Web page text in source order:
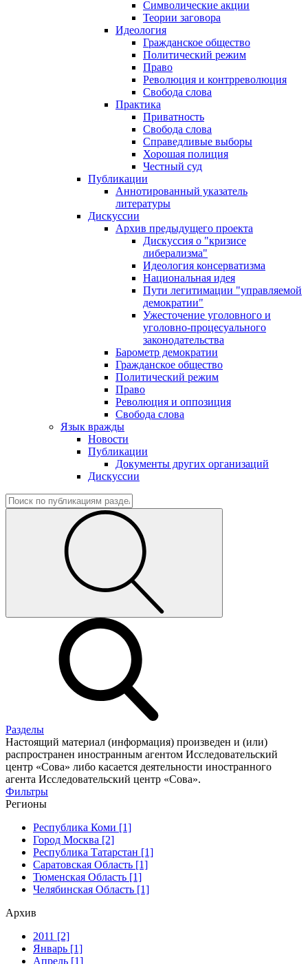
Символические акции
Теории заговора
Идеология
Гражданское общество
Политический режим
Право
Революция и контрреволюция
Свобода слова
Практика
Приватность
Свобода слова
Справедливые выборы
Хорошая полиция
Честный суд
Публикации
Аннотированный указатель
литературы
Дискуссии
Архив предыдущего проекта
Дискуссия о "кризисе
либерализма"
Идеология консерватизма
Национальная идея
Пути легитимации "управляемой
демократии"
Ужесточение уголовного и
уголовно-процесуального
законодательства
Барометр демократии
Гражданское общество
Политический режим
Право
Революция и оппозиция
Свобода слова
Язык вражды
Новости
Публикации
Документы других организаций
Дискуссии
Разделы
Настоящий материал (информация) произведен и (или)
распространен иностранным агентом Исследовательский
центр «Сова» либо касается деятельности иностранного
агента Исследовательский центр «Сова».
Фильтры
Регионы
Республика Коми [1]
Город Москва [2]
Республика Татарстан [1]
Саратовская Область [1]
Тюменская Область [1]
Челябинская Область [1]
Архив
2011 [2]
Январь [1]
Апрель [1]